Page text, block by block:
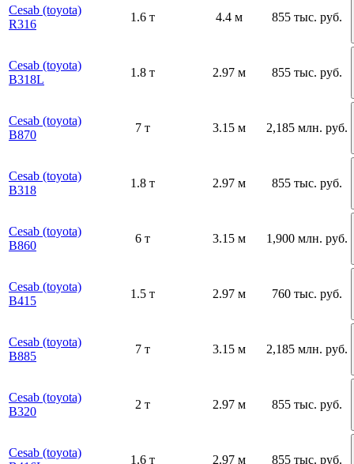
Cesab (toyota)
R316
1.6 т 4.4 м 855 тыс. руб.
Cesab (toyota)
B318L
1.8 т 2.97 м 855 тыс. руб.
Cesab (toyota)
B870
7 т 3.15 м 2,185 млн. руб.
Cesab (toyota)
B318
1.8 т 2.97 м 855 тыс. руб.
Cesab (toyota)
B860
6 т 3.15 м 1,900 млн. руб.
Cesab (toyota)
B415
1.5 т 2.97 м 760 тыс. руб.
Cesab (toyota)
B885
7 т 3.15 м 2,185 млн. руб.
Cesab (toyota)
B320
2 т 2.97 м 855 тыс. руб.
Cesab (toyota)
1.6 т 2.97 м 855 тыс. руб.